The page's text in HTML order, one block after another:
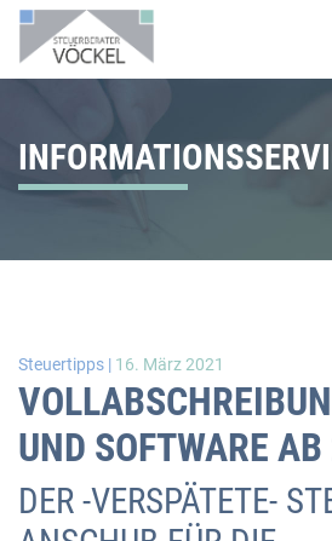
Steuertipps | 16. März 2021
UND SOFTWARE
DER -VERSPÄTETE-